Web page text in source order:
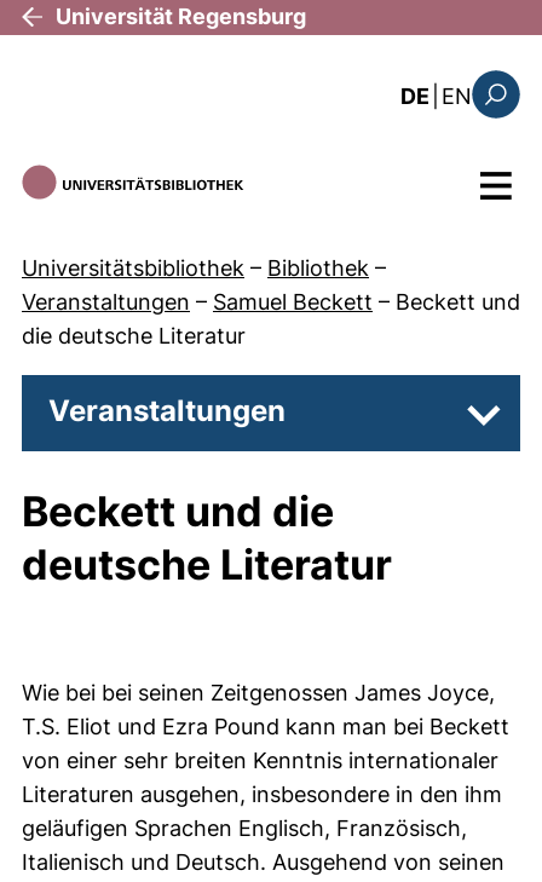
Direkt zum Inhalt
Universität Regensburg
DE EN: this
Menü
Universitätsbibliothek – Bibliothek –
Veranstaltungen – Samuel Beckett – Beckett und
die deutsche Literatur
Veranstaltungen
Beckett und die
deutsche Literatur
Wie bei bei seinen Zeitgenossen James Joyce,
T.S. Eliot und Ezra Pound kann man bei Beckett
von einer sehr breiten Kenntnis internationaler
Literaturen ausgehen, insbesondere in den ihm
geläufigen Sprachen Englisch, Französisch,
Italienisch und Deutsch. Ausgehend von seinen